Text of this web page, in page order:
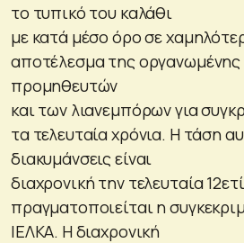
το τυπικό του καλάθι
με κατά μέσο όρο σε
αποτέλεσμα της
προμηθευτών
και των λιανεμπόρων για
τα τελευταία χρόνια. Η τάση
διακυμάνσεις είναι
διαχρονική την τελευταία
πραγματοποιείται η
ΙΕΛΚΑ. Η διαχρονική